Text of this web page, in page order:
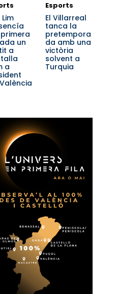
un
a
a
Esports
El Villarreal
tanca la
pretempora
da amb una
victòria
solvent a
Turquia